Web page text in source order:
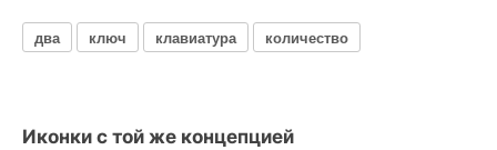
два ключ клавиатура количество
Иконки с той же концепцией